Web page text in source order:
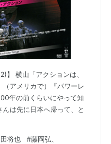
】 横山「アクションは、
アメリカで）『パワーレ
年の前くらいにやって知
は先に日本へ帰って、と
将也 #藤岡弘、